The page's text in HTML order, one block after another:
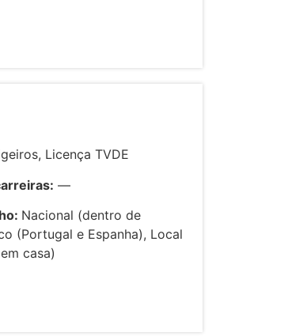
Licença TVDE
—
Nacional (dentro de
(Portugal e Espanha), Local
casa)